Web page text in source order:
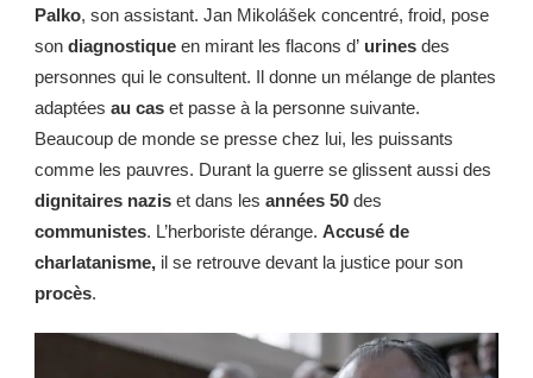
Palko, son assistant. Jan Mikolášek concentré, froid, pose
son diagnostique en mirant les flacons d’ urines des
personnes qui le consultent. Il donne un mélange de plantes
adaptées au cas et passe à la personne suivante.
Beaucoup de monde se presse chez lui, les puissants
comme les pauvres. Durant la guerre se glissent aussi des
dignitaires nazis et dans les années 50 des
communistes. L’herboriste dérange. Accusé de
charlatanisme, il se retrouve devant la justice pour son
procès.